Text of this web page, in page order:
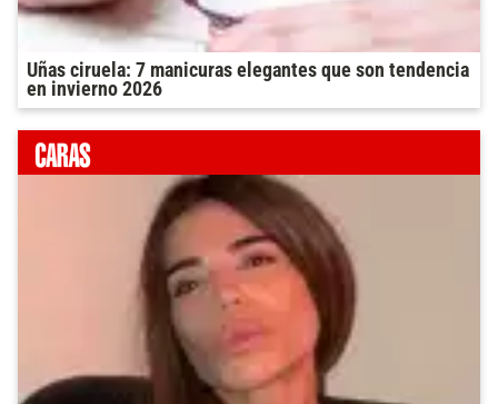
Uñas ciruela: 7 manicuras elegantes que son tendencia
en invierno 2026